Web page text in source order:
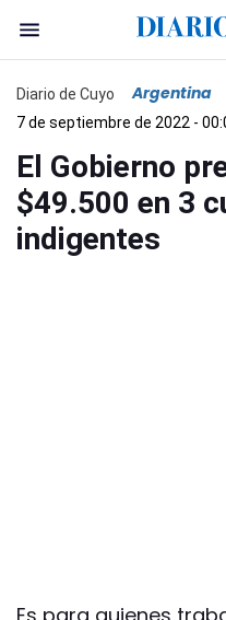
Diario de Cuyo Argentina
7 de septiembre de 2022 -
El Gobierno
$49.500 en 3
indigentes